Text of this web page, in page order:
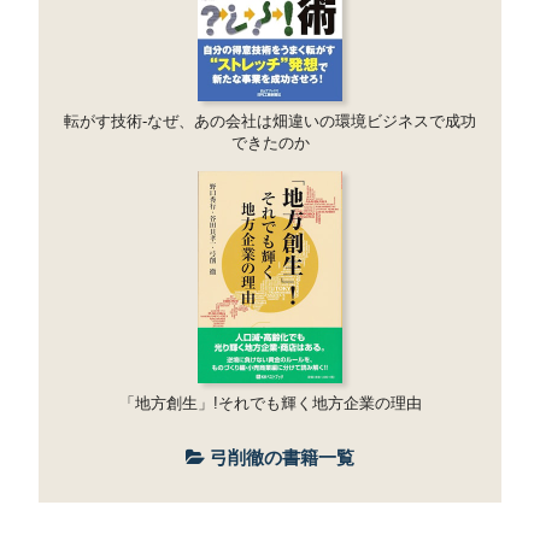
転がす技術-なぜ、あの会社は畑違いの環境ビジネスで成功
できたのか
「地方創生」!それでも輝く地方企業の理由
弓削徹の書籍一覧